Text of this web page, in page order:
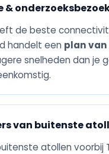
&
de beste
handelt een plan van
snelheden dan
van buitenste
atollen voorbij